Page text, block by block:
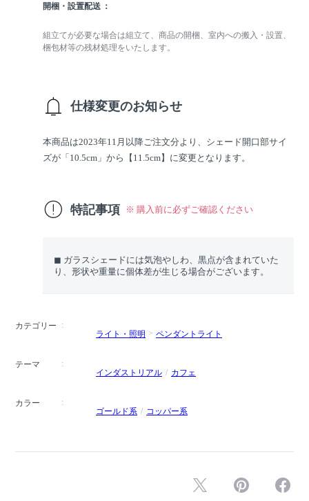
開梱・設置配送
組立てが必要な場合は組立て、商品の開梱、室内への搬入・設置、
梱包材等の残材処理をいたします。
仕様変更のお知らせ
本商品は2023年11月以降ご注文分より、シェード開口部サイ
ズが「10.5cm」から【11.5cm】に変更となります。
特記事項 ※ 購入前に必ずご確認ください
◼︎ ガラスシェードには気泡やしわ、黒点が含まれていた
り、形状や重量に個体差が生じる場合がございます。
カテゴリー
ライト・照明
ペンダントライト
テーマ
インダストリアル
カフェ
カラー
ゴールド系
コッパー系